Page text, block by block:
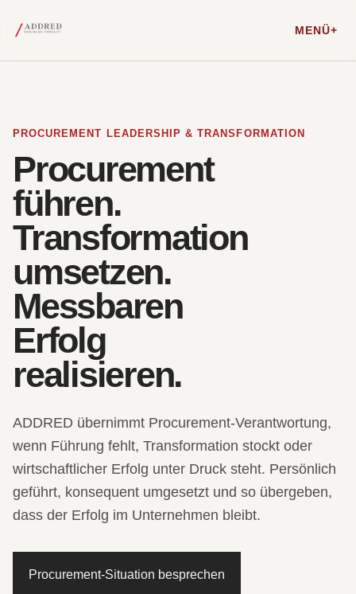
MENÜ
PROCUREMENT LEADERSHIP & TRANSFORMATION
Procurement
führen.
Transformation
umsetzen.
Messbaren
Erfolg
realisieren.
ADDRED übernimmt Procurement-Verantwortung,
wenn Führung fehlt, Transformation stockt oder
wirtschaftlicher Erfolg unter Druck steht. Persönlich
geführt, konsequent umgesetzt und so übergeben,
dass der Erfolg im Unternehmen bleibt.
Procurement-Situation besprechen